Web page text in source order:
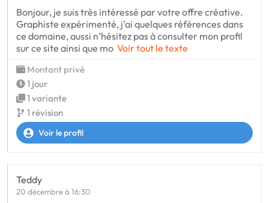
Bonjour, je suis très intéressé par votre offre créative.
Graphiste expérimenté, j’ai quelques références dans
ce domaine, aussi n’hésitez pas à consulter mon profil
sur ce site ainsi que mo Voir tout le texte
Montant privé
1 jour
1 variante
1 révision
Voir le profil
Teddy
20 décembre à 16:30